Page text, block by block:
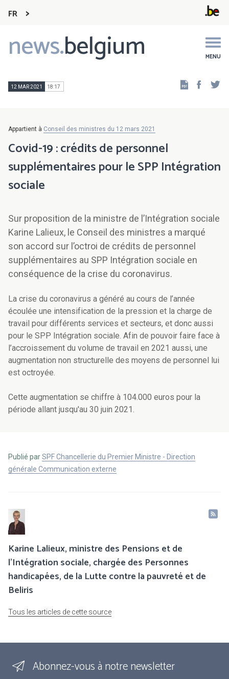
FR
news.belgium MENU
Main
navigation
12 MAR 2021 18:17
Appartient à Conseil des ministres du 12 mars 2021
Covid-19 : crédits de personnel
supplémentaires pour le SPP Intégration
sociale
Sur proposition de la ministre de l’Intégration sociale
Karine Lalieux, le Conseil des ministres a marqué
son accord sur l’octroi de crédits de personnel
supplémentaires au SPP Intégration sociale en
conséquence de la crise du coronavirus.
La crise du coronavirus a généré au cours de l’année
écoulée une intensification de la pression et la charge de
travail pour différents services et secteurs, et donc aussi
pour le SPP Intégration sociale. Afin de pouvoir faire face à
l’accroissement du volume de travail en 2021 aussi, une
augmentation non structurelle des moyens de personnel lui
est octroyée.
Cette augmentation se chiffre à 104.000 euros pour la
période allant jusqu'au 30 juin 2021.
Publié parSPF Chancellerie du Premier Ministre - Direction
générale Communication externe
Karine Lalieux, ministre des Pensions et de
l’Intégration sociale, chargée des Personnes
handicapées, de la Lutte contre la pauvreté et de
Beliris
Tous les articles de cette source
Abonnez-vous à notre newsletter